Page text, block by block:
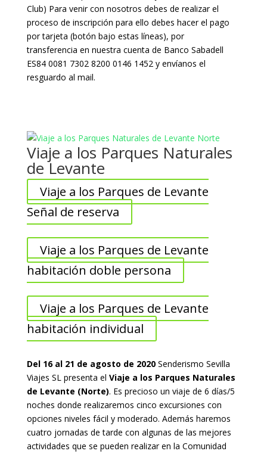
Club) Para venir con nosotros debes de realizar el
proceso de inscripción para ello debes hacer el pago
por tarjeta (botón bajo estas líneas), por
transferencia en nuestra cuenta de Banco Sabadell
ES84 0081 7302 8200 0146 1452 y envíanos el
resguardo al mail.
Viaje a los Parques Naturales
de Levante
Viaje a los Parques de Levante
Señal de reserva
Viaje a los Parques de Levante
habitación doble persona
Viaje a los Parques de Levante
habitación individual
Del 16 al 21 de agosto de 2020 Senderismo Sevilla
Viajes SL presenta el Viaje a los Parques Naturales
de Levante (Norte). Es precioso un viaje de 6 días/5
noches donde realizaremos cinco excursiones con
opciones niveles fácil y moderado. Además haremos
cuatro jornadas de tarde con algunas de las mejores
actividades que se pueden realizar en la Comunidad